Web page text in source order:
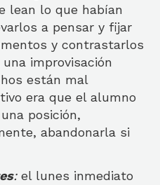
lean lo que habían
a pensar y fijar
y contrastarlos
improvisación
están mal
era que el alumno
posición,
abandonarla si
:el lunes inmediato